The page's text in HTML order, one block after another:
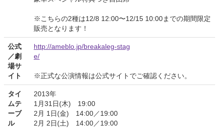
※こちらの2種は12/8 12:00〜12/15 10:00までの期間限定
販売となります！
公式
／劇
場サ
イト
http://ameblo.jp/breakaleg-stag
e/
※正式な公演情報は公式サイトでご確認ください。
タイ
ムテ
ーブ
ル
2013年
1月31日(木) 19:00
2月 1日(金) 14:00／19:00
2月 2日(土) 14:00／19:00